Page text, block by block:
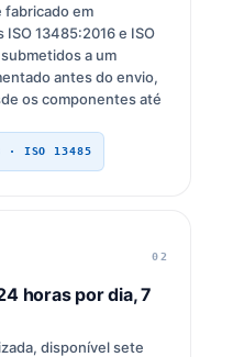
fabricado em
13485:2016 e ISO
a um
antes do envio,
os componentes até
· ISO 13485
02
horas por dia, 7
disponível sete